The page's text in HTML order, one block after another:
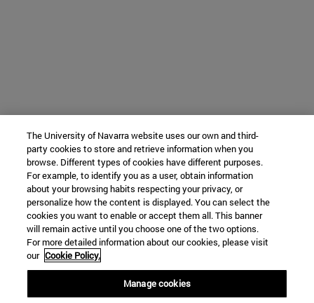
The University of Navarra website uses our own and third-
party cookies to store and retrieve information when you
browse. Different types of cookies have different purposes.
For example, to identify you as a user, obtain information
about your browsing habits respecting your privacy, or
personalize how the content is displayed. You can select the
cookies you want to enable or accept them all. This banner
will remain active until you choose one of the two options.
For more detailed information about our cookies, please visit
our Cookie Policy.
Manage cookies